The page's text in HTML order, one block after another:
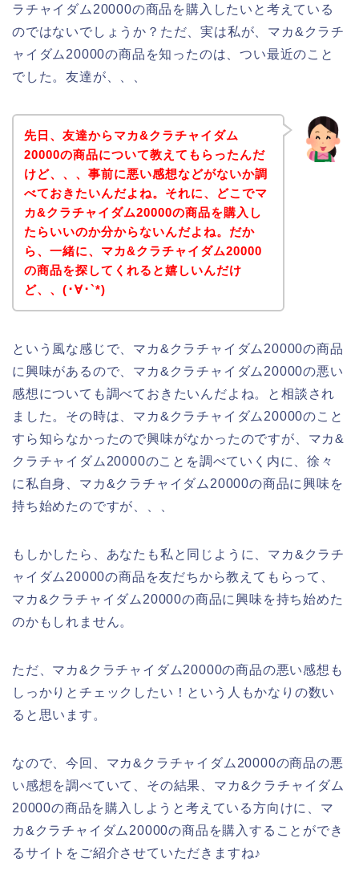
ラチャイダム20000の商品を購入したいと考えている
のではないでしょうか？ただ、実は私が、マカ&クラチ
ャイダム20000の商品を知ったのは、つい最近のこと
でした。友達が、、、
先日、友達からマカ&クラチャイダム
20000の商品について教えてもらったんだ
けど、、、事前に悪い感想などがないか調
べておきたいんだよね。それに、どこでマ
カ&クラチャイダム20000の商品を購入し
たらいいのか分からないんだよね。だか
ら、一緒に、マカ&クラチャイダム20000
の商品を探してくれると嬉しいんだけ
ど、、(･∀･`*)
という風な感じで、マカ&クラチャイダム20000の商品
に興味があるので、マカ&クラチャイダム20000の悪い
感想についても調べておきたいんだよね。と相談され
ました。その時は、マカ&クラチャイダム20000のこと
すら知らなかったので興味がなかったのですが、マカ&
クラチャイダム20000のことを調べていく内に、徐々
に私自身、マカ&クラチャイダム20000の商品に興味を
持ち始めたのですが、、、
もしかしたら、あなたも私と同じように、マカ&クラチ
ャイダム20000の商品を友だちから教えてもらって、
マカ&クラチャイダム20000の商品に興味を持ち始めた
のかもしれません。
ただ、マカ&クラチャイダム20000の商品の悪い感想も
しっかりとチェックしたい！という人もかなりの数い
ると思います。
なので、今回、マカ&クラチャイダム20000の商品の悪
い感想を調べていて、その結果、マカ&クラチャイダム
20000の商品を購入しようと考えている方向けに、マ
カ&クラチャイダム20000の商品を購入することができ
るサイトをご紹介させていただきますね♪